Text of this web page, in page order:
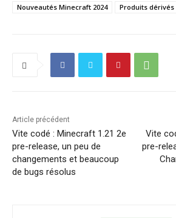
Nouveautés Minecraft 2024
Produits dérivés
Article précédent
Vite codé : Minecraft 1.21 2e
pre-release, un peu de
changements et beaucoup
de bugs résolus
Vite
pre-